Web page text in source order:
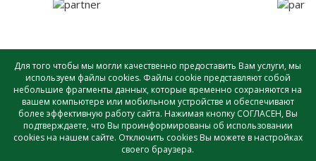
САУ лесного хозяйства ВО «ВОЛОГДАЛЕСХОЗ» © - 2026 |
Создание и поддержка сайта
Для того чтобы мы могли качественно предоставить Вам услуги, мы
используем файлы cookies. Файлы cookie представляют собой
небольшие фрагменты данных, которые временно сохраняются на
вашем компьютере или мобильном устройстве и обеспечивают
более эффективную работу сайта. Нажимая кнопку СОГЛАСЕН, Вы
подтверждаете, что Вы проинформированы об использовании
cookies на нашем сайте. Отключить cookies Вы можете в настройках
своего браузера.